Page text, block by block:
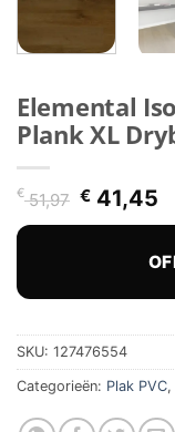
Elemental
Plank XL
€51,97
prijs
€ 51,97.
€41,45
€
SKU: 127476554
Categorieën: Plak PVC,